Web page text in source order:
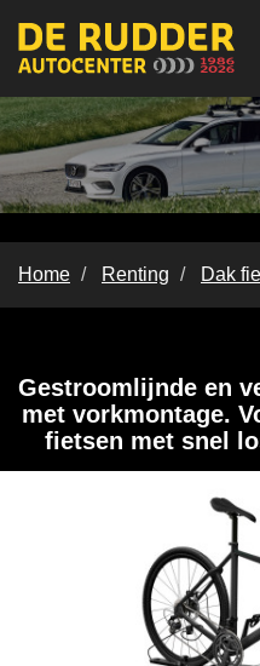
Home Renting Dak
Gestroomlijnde en
met vorkmontage.
fietsen met snel